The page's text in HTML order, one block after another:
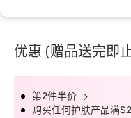
优惠 (赠品送完即
第2件半价
购买任何护肤产品满